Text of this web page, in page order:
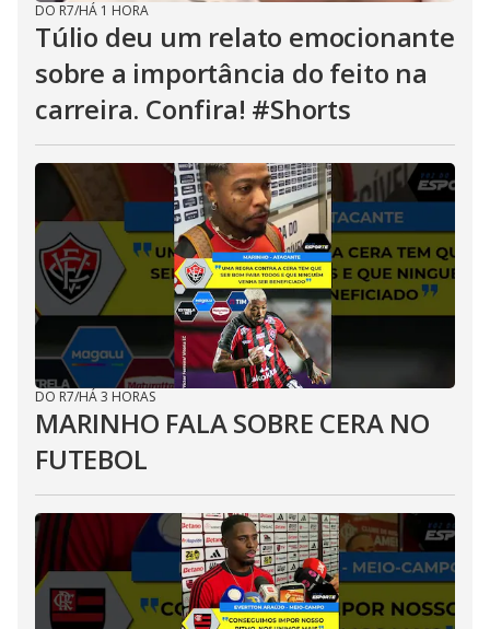
DO R7/HÁ 1 HORA
Túlio deu um relato emocionante
sobre a importância do feito na
carreira. Confira! #Shorts
DO R7/HÁ 3 HORAS
MARINHO FALA SOBRE CERA NO
FUTEBOL